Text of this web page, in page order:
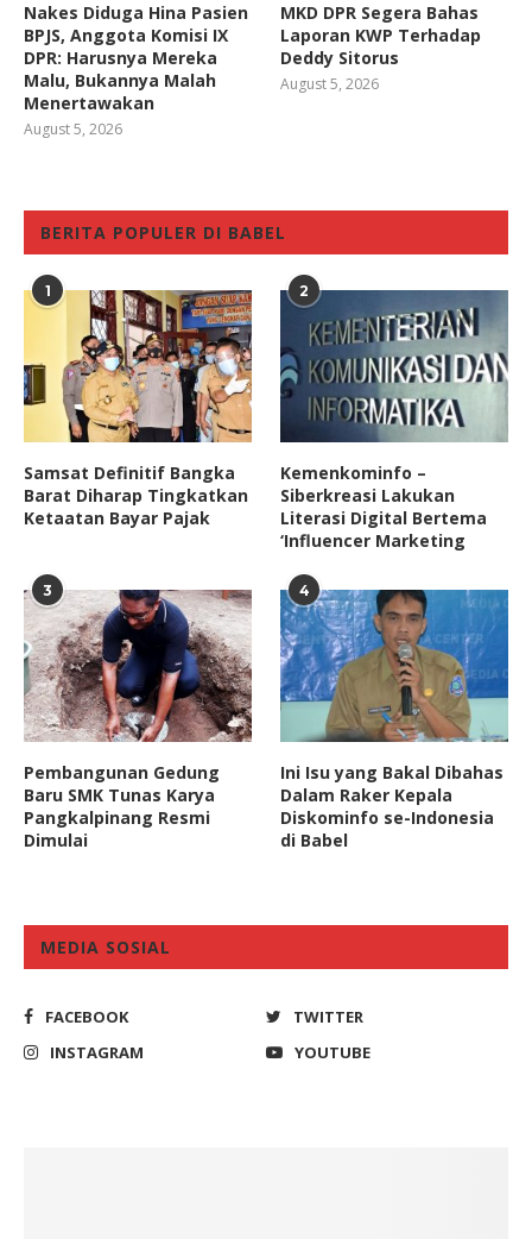
Nakes Diduga Hina Pasien
BPJS, Anggota Komisi IX
DPR: Harusnya Mereka
Malu, Bukannya Malah
Menertawakan
August 5, 2026
MKD DPR Segera Bahas
Laporan KWP Terhadap
Deddy Sitorus
August 5, 2026
BERITA POPULER DI BABEL
1
Samsat Definitif Bangka
Barat Diharap Tingkatkan
Ketaatan Bayar Pajak
2
Kemenkominfo –
Siberkreasi Lakukan
Literasi Digital Bertema
‘Influencer Marketing
3
Pembangunan Gedung
Baru SMK Tunas Karya
Pangkalpinang Resmi
Dimulai
4
Ini Isu yang Bakal Dibahas
Dalam Raker Kepala
Diskominfo se-Indonesia
di Babel
MEDIA SOSIAL
FACEBOOK
TWITTER
INSTAGRAM
YOUTUBE